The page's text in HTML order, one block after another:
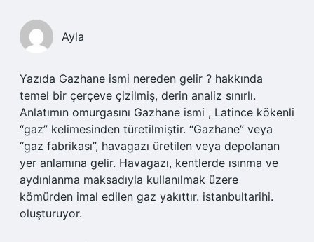
Ayla
Yazıda Gazhane ismi nereden gelir ? hakkında
temel bir çerçeve çizilmiş, derin analiz sınırlı.
Anlatımın omurgasını Gazhane ismi , Latince kökenli
“gaz” kelimesinden türetilmiştir. “Gazhane” veya
“gaz fabrikası”, havagazı üretilen veya depolanan
yer anlamına gelir. Havagazı, kentlerde ısınma ve
aydınlanma maksadıyla kullanılmak üzere
kömürden imal edilen gaz yakıttır. istanbultarihi.
oluşturuyor.